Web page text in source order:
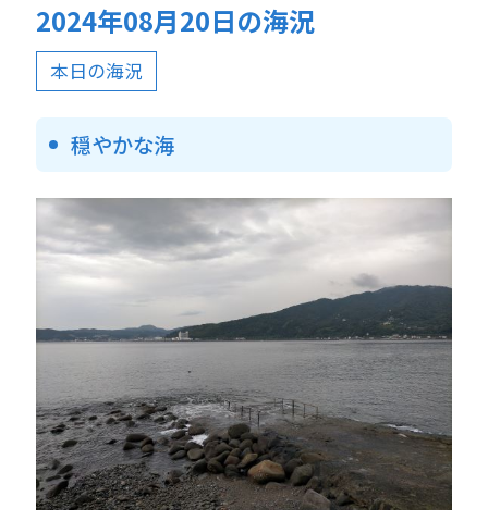
2024年08月20日の海況
本日の海況
穏やかな海